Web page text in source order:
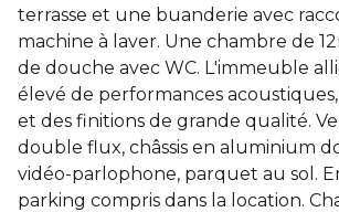
terrasse et une buanderie avec
machine à laver. Une chambre de
de douche avec WC. L'immeuble
élevé de performances
et des finitions de grande qualité.
double flux, châssis en aluminium
vidéo-parlophone, parquet au sol.
parking compris dans la location.